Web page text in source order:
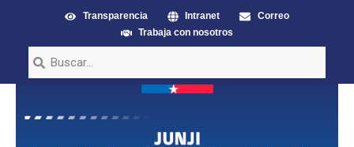
Transparencia Intranet
Correo
Trabaja con nosotros